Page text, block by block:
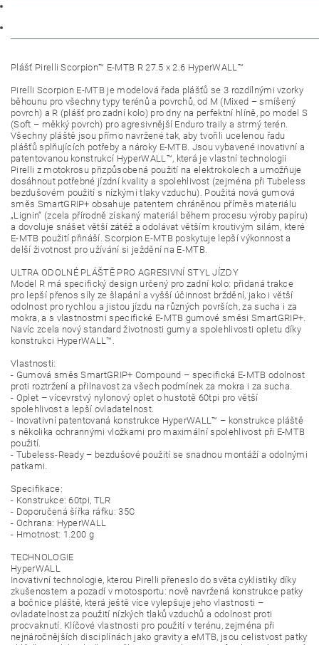
Plášť Pirelli Scorpion™ E-MTB R 27.5 x 2.6 HyperWALL™
Pirelli Scorpion E-MTB je modelová řada plášťů se 3 rozdílnými vzorky
běhounu pro všechny typy terénů a povrchů, od M (Mixed – smíšený
povrch) a R (plášť pro zadní kolo) pro dny na perfektní hlíně, po model S
(Soft – měkký povrch) pro agresivnější Enduro traily a strmý terén.
Všechny pláště jsou přímo navržené tak, aby tvořili ucelenou řadu
plášťů splňujících potřeby a nároky E-MTB. Jsou vybavené inovativní a
patentovanou konstrukcí HyperWALL™, která je vlastní technologii
Pirelli z motokrosu přizpůsobená použití na elektrokolech a umožňuje
dosáhnout potřebné jízdní kvality a spolehlivost (zejména při Tubeless
bezdušovém použití s nízkými tlaky vzduchu). Použitá nová gumová
směs SmartGRIP+ obsahuje patentem chráněnou příměs materiálu
„Lignin“ (zcela přírodně získaný materiál během procesu výroby papíru)
a dovoluje snášet větší zátěž a odolávat větším kroutivým silám, které
E-MTB použití přináší. Scorpion E-MTB poskytuje lepší výkonnost a
delší životnost pro užívání si ježdění na E-MTB.
ULTRA ODOLNÉ PLÁŠTĚ PRO AGRESIVNÍ STYL JÍZDY
Model R má specifický design určený pro zadní kolo: přidaná trakce
pro lepší přenos síly ze šlapání a vyšší účinnost brždění, jako i větší
odolnost pro rychlou a jistou jízdu na různých površích, za sucha i za
mokra, a s vlastnostmi specifické E-MTB gumové směsi SmartGRIP+.
Navíc zcela nový standard životnosti gumy a spolehlivosti opletu díky
konstrukci HyperWALL™.
Vlastnosti:
- Gumová směs SmartGRIP+ Compound – specifická E-MTB odolnost
proti roztržení a přilnavost za všech podmínek za mokra i za sucha.
- Oplet – vícevrstvý nylonový oplet o hustotě 60tpi pro větší
spolehlivost a lepší ovladatelnost.
- Inovativní patentovaná konstrukce HyperWALL™ – konstrukce pláště
s několika ochrannými vložkami pro maximální spolehlivost při E-MTB
použití.
- Tubeless-Ready – bezdušové použití se snadnou montáží a odolnými
patkami.
Specifikace:
- Konstrukce: 60tpi, TLR
- Doporučená šířka ráfku: 35C
- Ochrana: HyperWALL
- Hmotnost: 1.200 g
TECHNOLOGIE
HyperWALL
Inovativní technologie, kterou Pirelli přeneslo do světa cyklistiky díky
zkušenostem a pozadí v motosportu: nově navržená konstrukce patky
a bočnice pláště, která ještě více vylepšuje jeho vlastnosti –
ovladatelnost za použití nízkých tlaků vzduchů a odolnost proti
procvaknutí. Klíčové vlastnosti pro použití v terénu, zejména při
nejnáročnějších disciplínách jako gravity a eMTB, jsou celistvost patky